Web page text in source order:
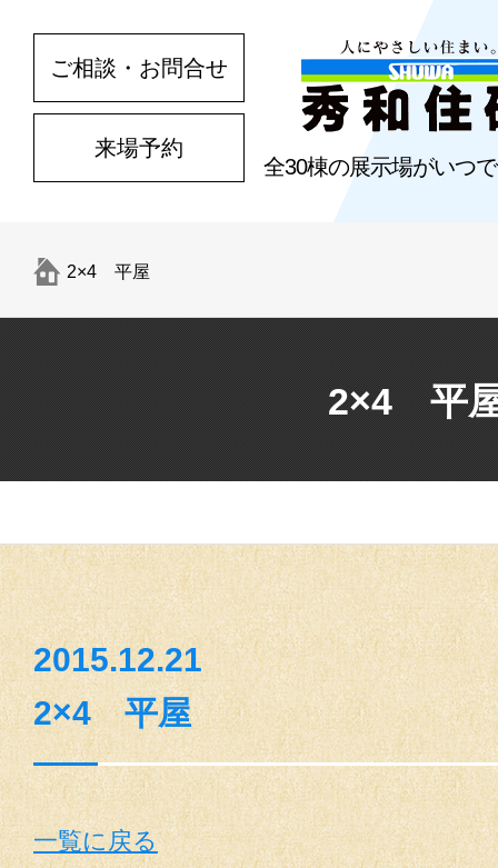
全30棟の展示場がいつ
ご相談・お問合せ
来場予約
2×4 平屋
2×4 平
2015.12.21
2×4 平屋
一覧に戻る